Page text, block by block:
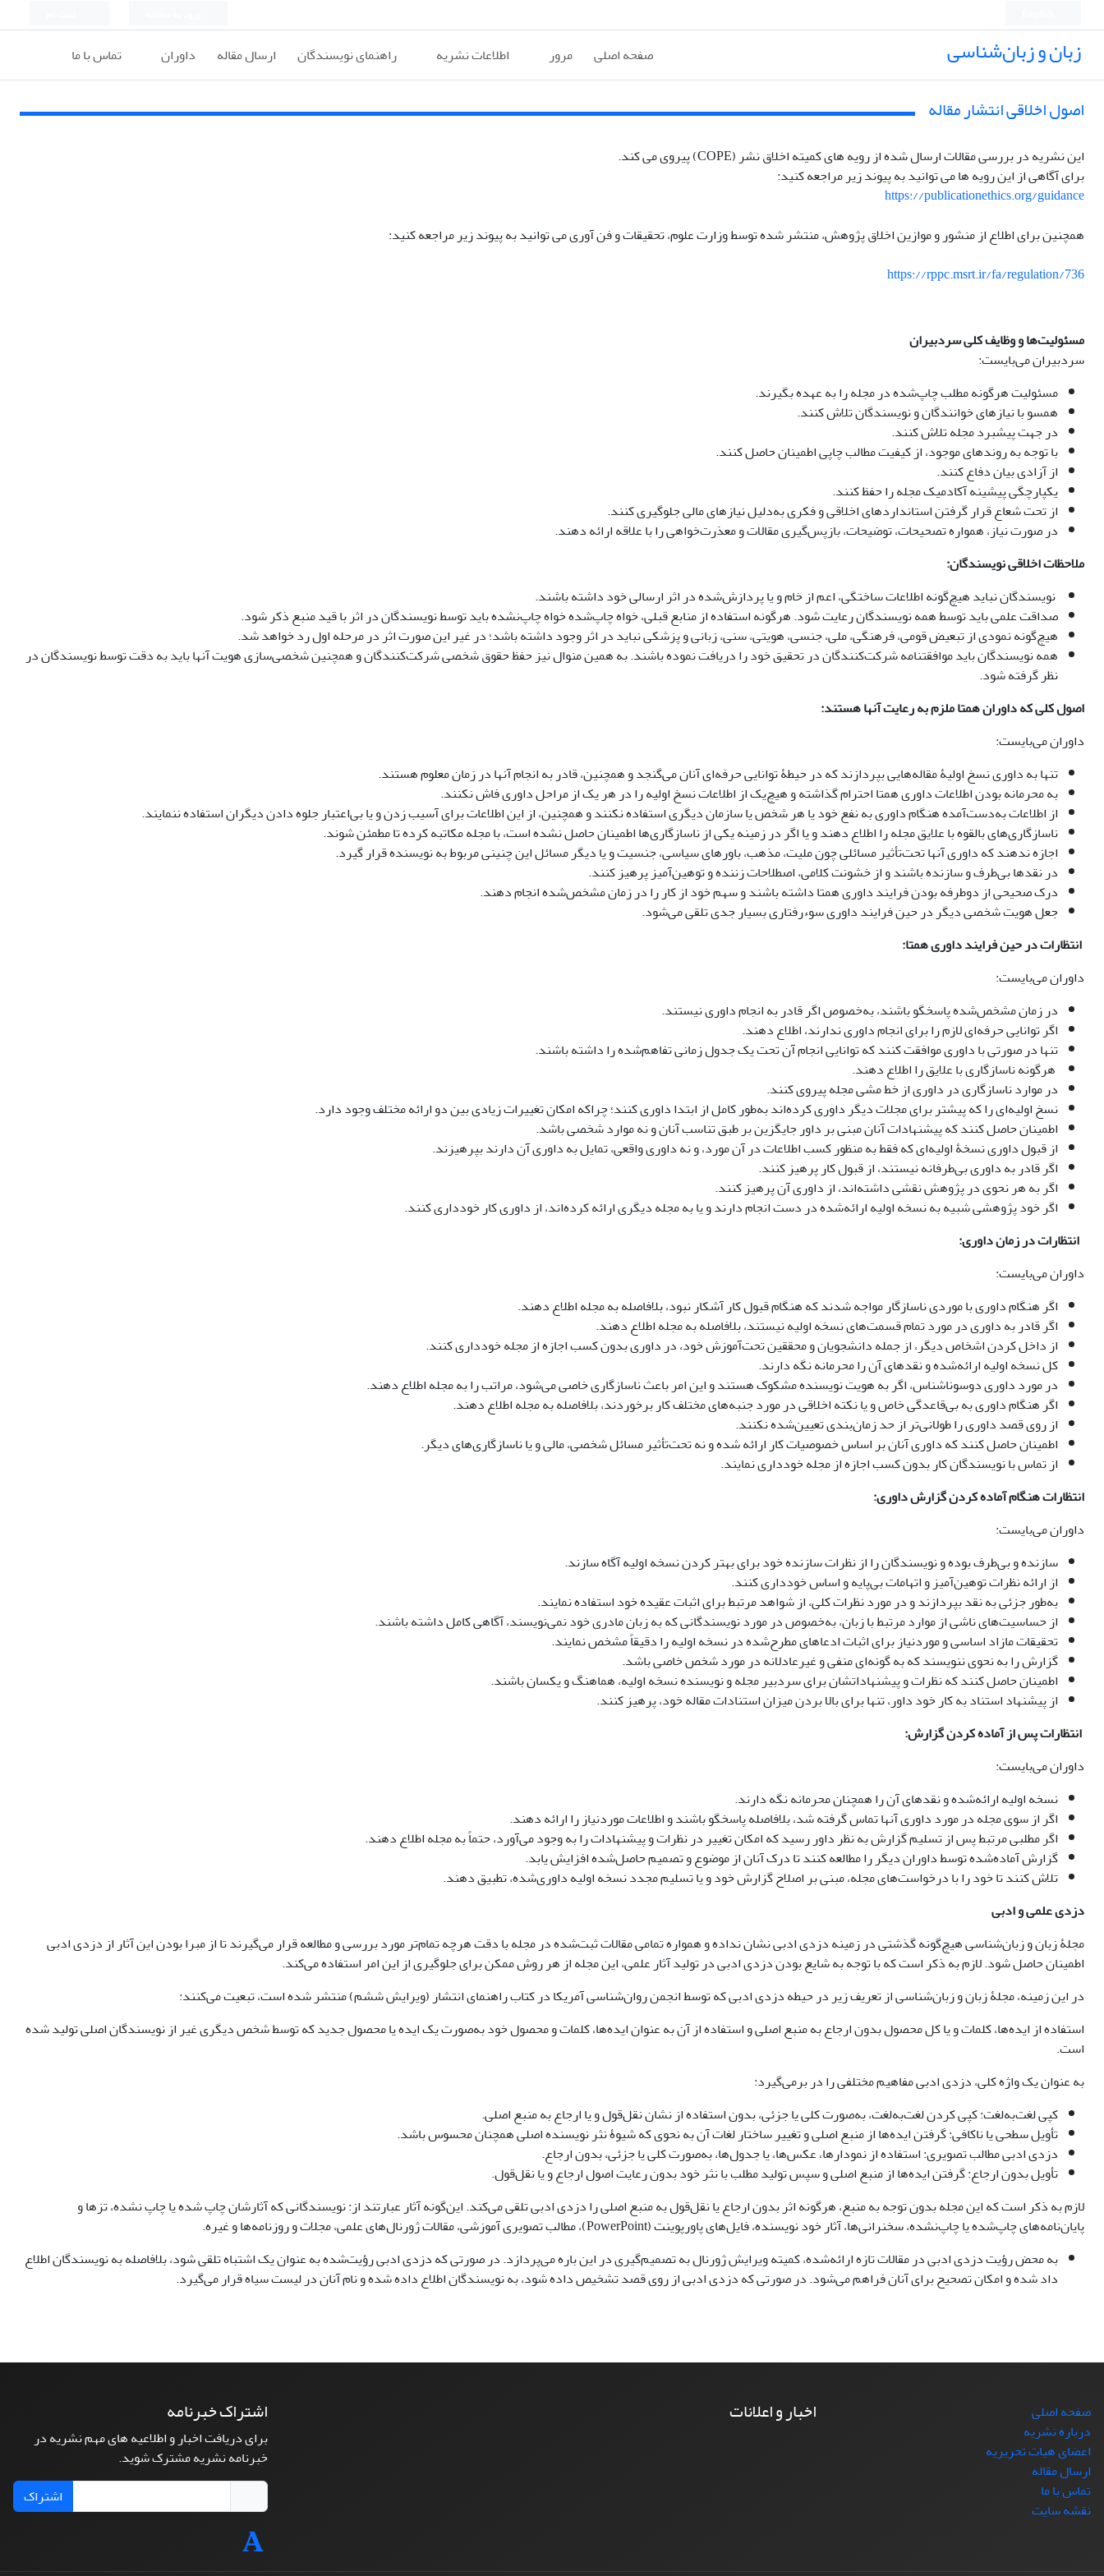
زبان و زبان‌شناسی صفحه اصلی مرور اطلاعات نشریه راهنمای نویسندگان ارسال مقاله داوران تماس با ما
اصول اخلاقی انتشار مقاله
این نشریه در بررسی مقالات ارسال شده از رویه های کمیته اخلاق نشر (COPE) پیروی می کند.
برای آگاهی از این رویه ها می توانید به پیوند زیر مراجعه کنید:
https://publicationethics.org/guidance
همچنین برای اطلاع از منشور و موازین اخلاق پژوهش، منتشر شده توسط وزارت علوم، تحقیقات و فن آوری می توانید به پیوند زیر مراجعه کنید:
https://rppc.msrt.ir/fa/regulation/736
مسئولیت‌ها و وظایف کلی سردبیران
سردبیران می‌بایست:
مسئولیت هرگونه مطلب چاپ‌شده در مجله را به عهده بگیرند.
همسو با نیازهای خوانندگان و نویسندگان تلاش کنند.
در جهت پیشبرد مجله تلاش کنند.
با توجه به روندهای موجود، از کیفیت مطالب چاپی اطمینان حاصل کنند.
از آزادی بیان دفاع کنند.
یکپارچگی پیشینه آکادمیک مجله را حفظ کنند.
از تحت شعاع قرار گرفتن استانداردهای اخلاقی و فکری به‌دلیل نیازهای مالی جلوگیری کنند.
در صورت نیاز، همواره تصحیحات، توضیحات، بازپس‌گیری مقالات و معذرت‌خواهی را با علاقه ارائه دهند.
ملاحظات اخلاقی نویسندگان:
نویسندگان نباید هیچ‌گونه اطلاعات ساختگی، اعم از خام و یا پردازش‌شده در اثر ارسالی خود داشته باشند.
صداقت علمی باید توسط همه نویسندگان رعایت شود. هرگونه استفاده از منابع قبلی، خواه چاپ‌شده خواه چاپ‌نشده باید توسط نویسندگان در اثر با قید منبع ذکر شود.
هیچ‌گونه نمودی از تبعیض قومی، فرهنگی، ملی، جنسی، هویتی، سنی، زبانی و پزشکی نباید در اثر وجود داشته باشد؛ در غیر این صورت اثر در مرحله اول رد خواهد شد.
همه نویسندگان باید موافقتنامه شرکت‌کنندگان در تحقیق خود را دریافت نموده باشند. به همین منوال نیز حفظ حقوق شخصی شرکت‌کنندگان و همچنین شخصی‌سازی هویت آنها باید به دقت توسط نویسندگان در
نظر گرفته شود.
اصول کلیکه داوران همتا ملزم به رعایت آنها هستند:
داوران می‌بایست:
تنها به داوری نسخ اولیۀ مقاله‌هایی بپردازند که در حیطۀ توانایی حرفه‌ای آنان می‌گنجد و همچنین، قادر به انجام آنها در زمان معلوم هستند.
به محرمانه بودن اطلاعات داوری همتا احترام گذاشته و هیچ‌یک از اطلاعات نسخ اولیه را در هر یک از مراحل داوری فاش نکنند.
از اطلاعات به‌دست‌آمده هنگام داوری به نفع خود یا هر شخص یا سازمان دیگری استفاده نکنند و همچنین، از این اطلاعات برای آسیب زدن و یا بی‌اعتبار جلوه دادن دیگران استفاده ننمایند.
ناسازگاری‌های بالقوه با علایق مجله را اطلاع دهند و یا اگر در زمینه یکی از ناسازگاری‌ها اطمینان حاصل نشده است، با مجله مکاتبه کرده تا مطمئن شوند.
اجازه ندهند که داوری آنها تحت‌تأثیر مسائلی چون ملیت، مذهب، باورهای سیاسی، جنسیت و یا دیگر مسائل این چنینی مربوط به نویسنده قرار گیرد.
در نقدها بی‌طرف و سازنده باشند و از خشونت کلامی، اصطلاحات زننده و توهین‌آمیز پرهیز کنند.
درک صحیحی از دوطرفه بودن فرایند داوری همتا داشته باشند و سهم خود از کار را در زمان مشخص‌شده انجام دهند.
جعل هویت شخصی دیگر در حین فرایند داوری سوءرفتاری بسیار جدی تلقی می‌شود.
انتظارات در حین فرایند داوری همتا:
داوران می‌بایست:
در زمان مشخص‌شده پاسخگو باشند، به‌خصوص اگر قادر به انجام داوری نیستند.
اگر توانایی حرفه‌ای لازم را برای انجام داوری ندارند، اطلاع دهند.
تنها در صورتی با داوری موافقت کنند که توانایی انجام آن تحت یک جدول زمانی تفاهم‌شده را داشته باشند.
هرگونه ناسازگاری با علایق را اطلاع دهند.
در موارد ناسازگاری در داوری از خط مشی مجله پیروی کنند.
نسخ اولیه‌ای را که پیشتر برای مجلات دیگر داوری کرده‌اند به‌طور کامل از ابتدا داوری کنند؛ چراکه امکان تغییرات زیادی بین دو ارائه مختلف وجود دارد.
اطمینان حاصل کنند که پیشنهادات آنان مبنی بر داور جایگزین بر طبق تناسب آنان و نه موارد شخصی باشد.
از قبول داوری نسخۀ اولیه‌ای که فقط به منظور کسب اطلاعات در آن مورد، و نه داوری واقعی، تمایل به داوری آن دارند بپرهیزند.
اگر قادر به داوری بی‌طرفانه نیستند، از قبول کار پرهیز کنند.
اگر به هر نحوی در پژوهش نقشی داشته‌اند، از داوری آن پرهیز کنند.
اگر خود پژوهشی شبیه به نسخه اولیه ارائه‌شده در دست انجام دارند و یا به مجله دیگری ارائه کرده‌اند، از داوری کار خودداری کنند.
انتظارات در زمان داوری:
داوران می‌بایست:
اگر هنگام داوری با موردی ناسازگار مواجه شدند که هنگام قبول کار آشکار نبود، بلافاصله به مجله اطلاع دهند.
اگر قادر به داوری در مورد تمام قسمت‌های نسخه اولیه نیستند، بلافاصله به مجله اطلاع دهند.
از داخل کردن اشخاص دیگر، از جمله دانشجویان و محققین تحت‌آموزش خود، در داوری بدون کسب اجازه از مجله خودداری کنند.
کل نسخه اولیه ارائه‌شده و نقدهای آن را محرمانه نگه دارند.
در مورد داوری دوسوناشناس، اگر به هویت نویسنده مشکوک هستند و این امر باعث ناسازگاری خاصی می‌شود، مراتب را به مجله اطلاع دهند.
اگر هنگام داوری به بی‌قاعدگی خاص و یا نکته اخلاقی در مورد جنبه‌های مختلف کار برخوردند، بلافاصله به مجله اطلاع دهند.
از روی قصد داوری را طولانی‌تر از حد زمان‌بندی تعیین‌شده نکنند.
اطمینان حاصل کنند که داوری آنان بر اساس خصوصیات کار ارائه شده و نه تحت‌تأثیر مسائل شخصی، مالی و یا ناسازگاری‌های دیگر.
از تماس با نویسندگان کار بدون کسب اجازه از مجله خودداری نمایند.
انتظارات هنگام آماده کردن گزارش داوری:
داوران می‌بایست:
سازنده و بی‌طرف بوده و نویسندگان را از نظرات سازنده خود برای بهتر کردن نسخه اولیه آگاه سازند.
از ارائه نظرات توهین‌آمیز و اتهامات بی‌پایه و اساس خودداری کنند.
به‌طور جزئی به نقد بپردازند و در مورد نظرات کلی، از شواهد مرتبط برای اثبات عقیده خود استفاده نمایند.
از حساسیت‌های ناشی از موارد مرتبط با زبان، به‌خصوص در مورد نویسندگانی که به زبان مادری خود نمی‌نویسند، آگاهی کامل داشته باشند.
تحقیقات مازاد اساسی و موردنیاز برای اثبات ادعاهای مطرح‌شده در نسخه اولیه را دقیقاً مشخص نمایند.
گزارش را به نحوی ننویسند که به گونه‌ای منفی و غیرعادلانه در مورد شخص خاصی باشد.
اطمینان حاصل کنند که نظرات و پیشنهاداتشان برای سردبیر مجله و نویسنده نسخه اولیه، هماهنگ و یکسان باشند.
از پیشنهاد استناد به کار خود داور، تنها برای بالا بردن میزان استنادات مقاله خود، پرهیز کنند.
انتظارات پس از آماده کردن گزارش:
داوران می‌بایست:
نسخه اولیه ارائه‌شده و نقدهای آن را همچنان محرمانه نگه دارند.
اگر از سوی مجله در مورد داوری آنها تماس گرفته شد، بلافاصله پاسخگو باشند و اطلاعات موردنیاز را ارائه دهند.
اگر مطلبی مرتبط پس از تسلیم گزارش به نظر داور رسید که امکان تغییر در نظرات و پیشنهادات را به وجود می‌آورد، حتماً به مجله اطلاع دهند.
گزارش آماده‌شده توسط داوران دیگر را مطالعه کنند تا درک آنان از موضوع و تصمیم حاصل‌شده افزایش یابد.
تلاش کنند تا خود را با درخواست‌های مجله، مبنی بر اصلاح گزارش خود و یا تسلیم مجدد نسخه اولیه داوری‌شده، تطبیق دهند.
دزدی علمی و ادبی
مجلۀ زبان و زبان‌شناسی هیچ‌گونه گذشتی در زمینه دزدی ادبی نشان نداده و همواره تمامی مقالات ثبت‌شده در مجله با دقت هرچه تمام‌تر مورد بررسی و مطالعه قرار می‌گیرند تا از مبرا بودن این آثار از دزدی ادبی
اطمینان حاصل شود. لازم به ذکر است که با توجه به شایع بودن دزدی ادبی در تولید آثار علمی، این مجله از هر روش ممکن برای جلوگیری از این امر استفاده می‌کند.
در این زمینه، مجلۀ زبان و زبان‌شناسی از تعریف زیر در حیطه دزدی ادبی که توسط انجمن روان‌شناسی آمریکا در کتاب راهنمای انتشار (ویرایش ششم) منتشر شده است، تبعیت می‌کنند:
استفاده از ایده‌ها، کلمات و یا کل محصول بدون ارجاع به منبع اصلی و استفاده از آن به عنوان ایده‌ها، کلمات و محصول خود به‌صورت یک ایده یا محصول جدید که توسط شخص دیگری غیر از نویسندگان اصلی تولید شده
است.
به عنوان یک واژه کلی، دزدی ادبی مفاهیم مختلفی را در برمی‌گیرد:
کپی لغت‌به‌لغت: کپی کردن لغت‌به‌لغت، به‌صورت کلی یا جزئی، بدون استفاده از نشان نقل‌قول و یا ارجاع به منبع اصلی.
تأویل سطحی یا ناکافی: گرفتن ایده‌ها از منبع اصلی و تغییر ساختار لغات آن به نحوی که شیوۀ نثر نویسنده اصلی همچنان محسوس باشد.
دزدی ادبی مطالب تصویری: استفاده از نمودارها، عکس‌ها، یا جدول‌ها، به‌صورت کلی یا جزئی، بدون ارجاع.
تأویل بدون ارجاع: گرفتن ایده‌ها از منبع اصلی و سپس تولید مطلب با نثر خود بدون رعایت اصول ارجاع و یا نقل‌قول.
لازم به ذکر است که این مجله بدون توجه به منبع، هرگونه اثر بدون ارجاع یا نقل‌قول به منبع اصلی را دزدی ادبی تلقی می‌کند. این‌گونه آثار عبارتند از: نویسندگانی که آثارشان چاپ شده یا چاپ نشده، تزها و
پایان‌نامه‌های چاپ‌شده یا چاپ‌نشده، سخنرانی‌ها، آثار خود نویسنده، فایل‌های پاورپوینت (PowerPoint)، مطالب تصویری آموزشی، مقالات ژورنال‌های علمی، مجلات و روزنامه‌ها و غیره.
به محض رؤیت دزدی ادبی در مقالات تازه ارائه‌شده، کمیته ویرایش ژورنال به تصمیم‌گیری در این باره می‌پردازد. در صورتی که دزدی ادبی رؤیت‌شده به عنوان یک اشتباه تلقی شود، بلافاصله به نویسندگان اطلاع
داد شده و امکان تصحیح برای آنان فراهم می‌شود. در صورتی که دزدی ادبی از روی قصد تشخیص داده شود، به نویسندگان اطلاع داده شده و نام آنان در لیست سیاه قرار می‌گیرد.
صفحه اصلی
درباره نشریه
اعضای هیات تحریریه
ارسال مقاله
تماس با ما
نقشه سایت
اخبار و اعلانات اشتراک خبرنامه
برای دریافت اخبار و اطلاعیه های مهم نشریه در
خبرنامه نشریه مشترک شوید.
اشتراک